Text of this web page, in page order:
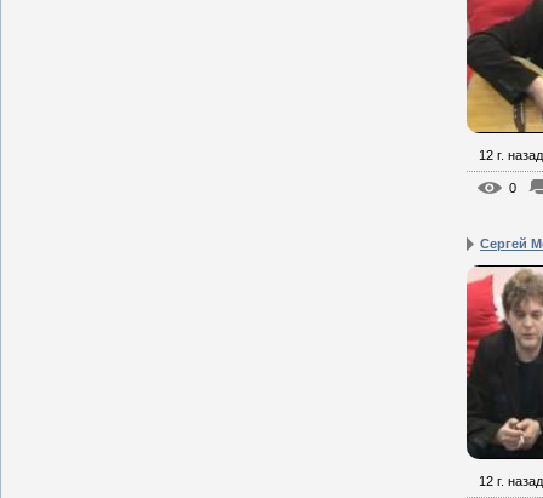
12 г. назад
0
Сергей
12 г. назад